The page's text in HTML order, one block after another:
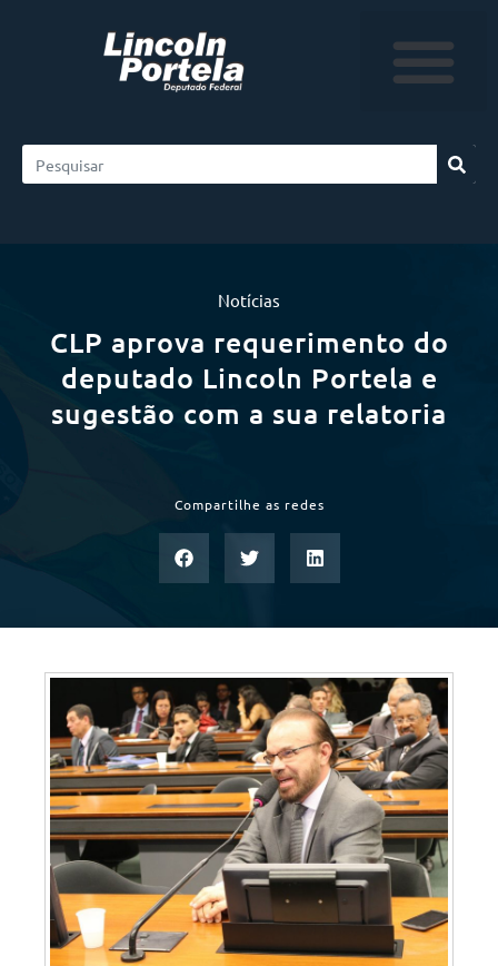
Notícias
CLP aprova requerimento do
deputado Lincoln Portela e
sugestão com a sua relatoria
Compartilhe as redes